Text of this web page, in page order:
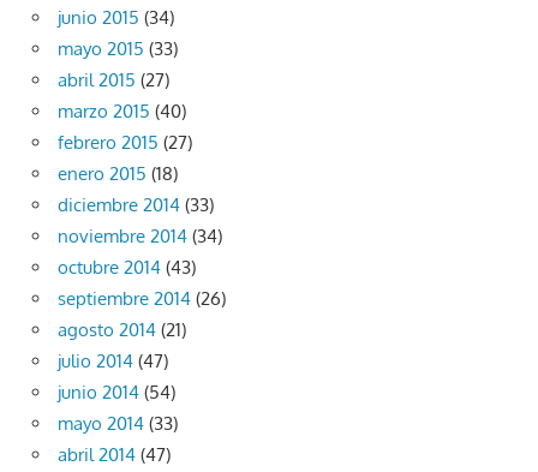
junio 2015 (34)
mayo 2015 (33)
abril 2015 (27)
marzo 2015 (40)
febrero 2015 (27)
enero 2015 (18)
diciembre 2014 (33)
noviembre 2014 (34)
octubre 2014 (43)
septiembre 2014 (26)
agosto 2014 (21)
julio 2014 (47)
junio 2014 (54)
mayo 2014 (33)
abril 2014 (47)